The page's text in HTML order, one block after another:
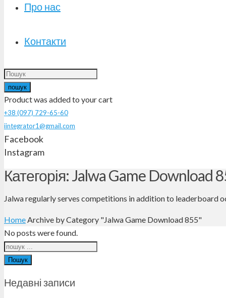
Про нас
Контакти
пошук
Productwas added to your cart
+38 (097) 729-65-60
iintegrator1@gmail.com
Facebook
Instagram
Категорія: Jalwa Game Download
Jalwa regularly serves competitions in addition to leaderboard
HomeArchive by Category "Jalwa Game Download 855"
No posts were found.
Пошук
Недавні записи